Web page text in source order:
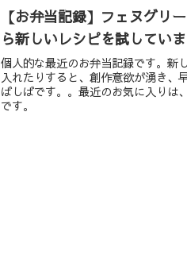
【お弁当記録】フェヌグリ
ら新しいレシピを試してい
個人的な最近のお弁当記録です。新
入れたりすると、創作意欲が湧き、
ばしばです。。最近のお気に入りは
です。